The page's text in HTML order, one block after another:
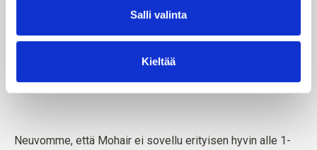
Salli valinta
Kieltää
Neuvomme, että Mohair ei sovellu erityisen hyvin alle 1-